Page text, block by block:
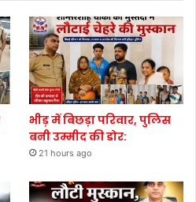
भीड़ में बिछड़ा परिवार, पुलिस
बनी उम्मीद की डोर:
21 hours ago